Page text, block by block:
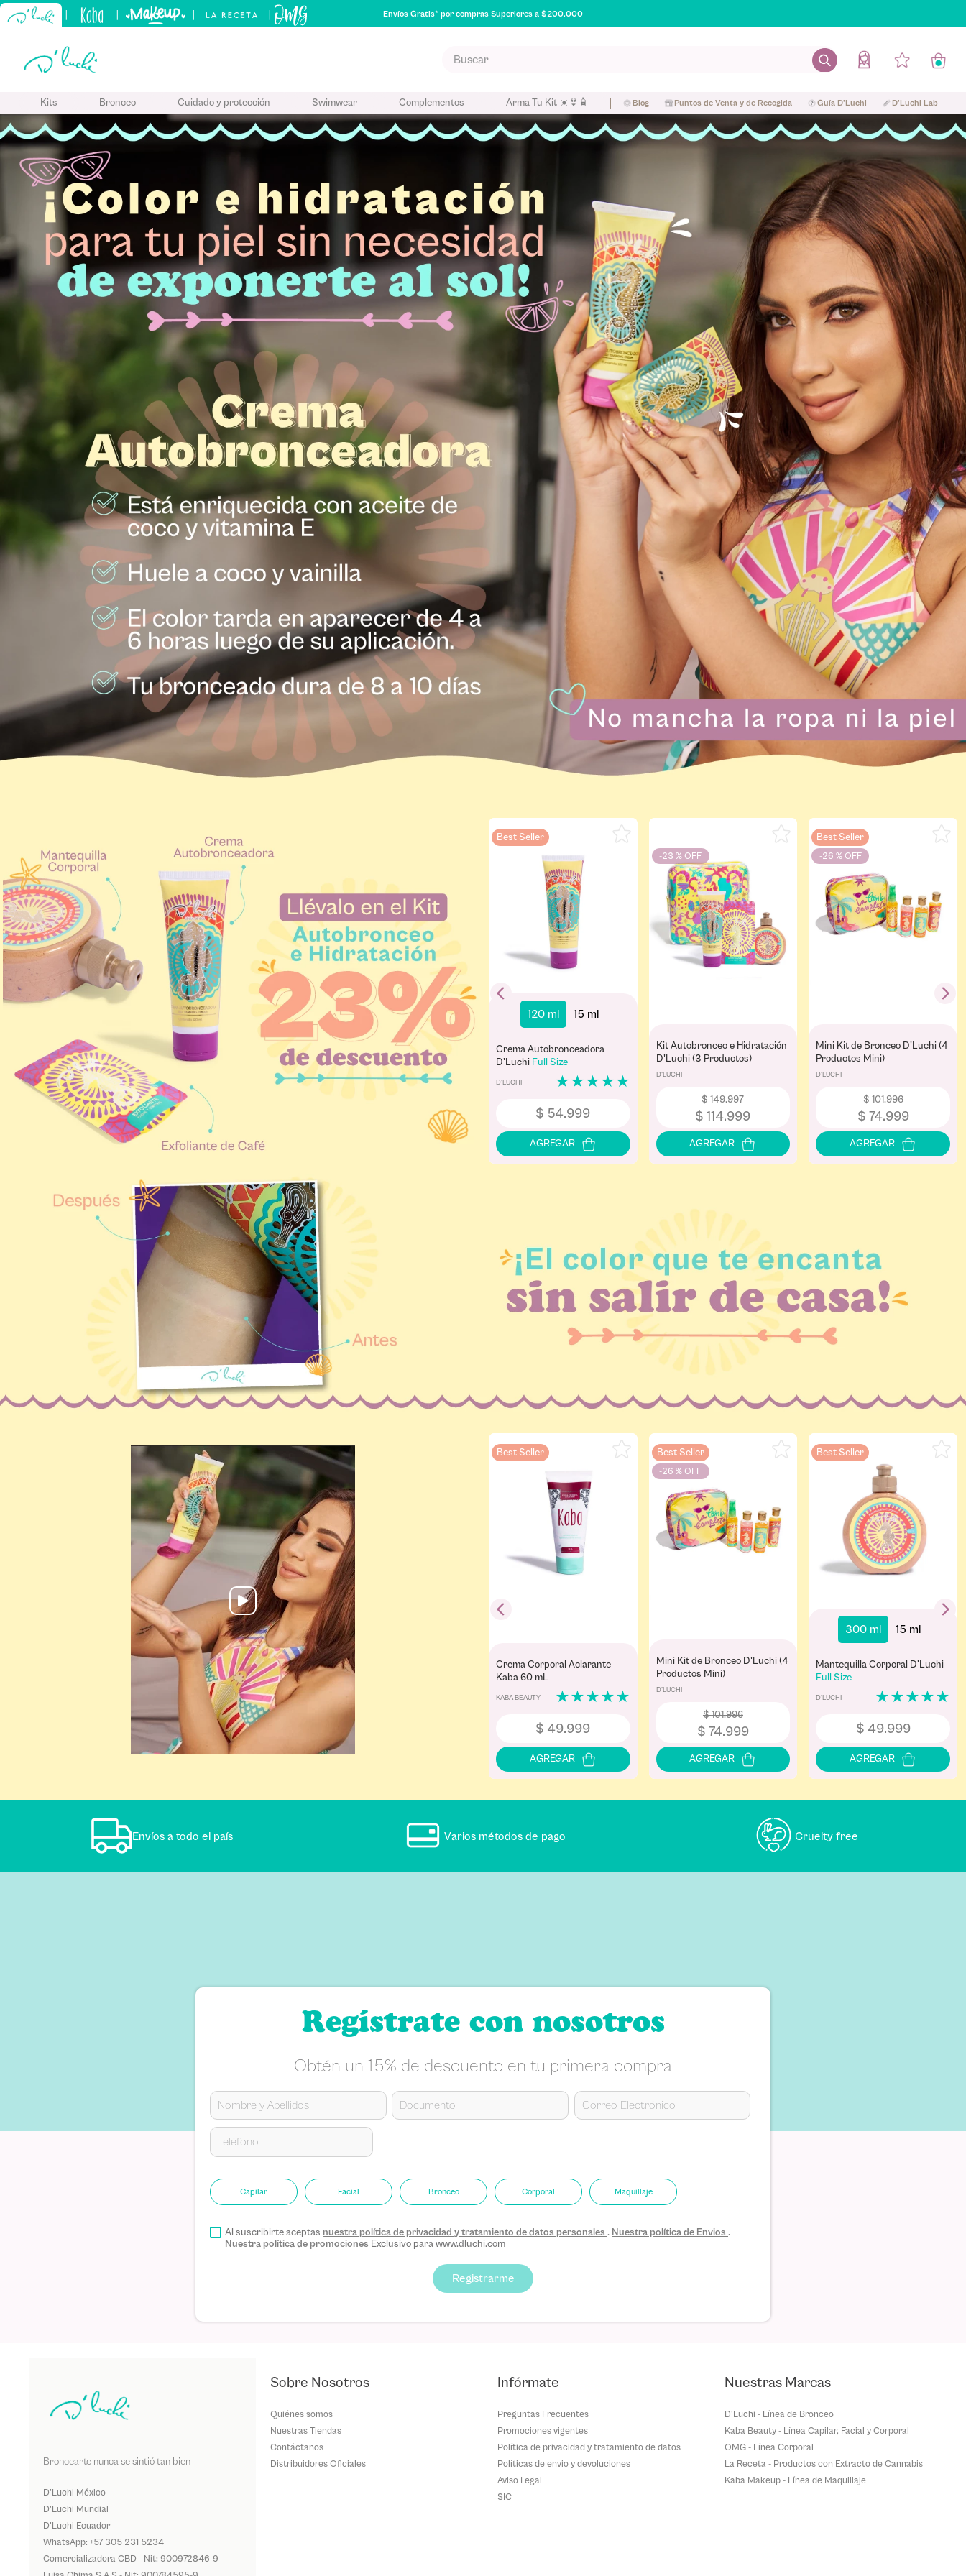
Envíos Gratis* por compras Superiores a $200.000
Kits Bronceo Cuidado y protección Swimwear Complementos Arma Tu Kit ☀️👙🧴 Blog Puntos de Venta y de Recogida Guía D'Luchi D'Luchi Lab
Best Seller
120 ml 15 ml
Crema Autobronceadora
D'Luchi Full Size
D'LUCHI ★ ★ ★ ★ ★
$ 54.999
-23 %
Kit Autobronceo e Hidratación
D'Luchi (3 Productos)
D'LUCHI
$ 149.997
$ 114.999
-26 %
Best Seller
Mini Kit de Bronceo D'Luchi (4
Productos Mini)
D'LUCHI
$ 101.996
$ 74.999
Best Seller
Crema Corporal Aclarante
Kaba 60 mL
KABA BEAUTY ★ ★ ★ ★ ★
$ 49.999
-26 %
Best Seller
Mini Kit de Bronceo D'Luchi (4
Productos Mini)
D'LUCHI
$ 101.996
$ 74.999
Best Seller
300 ml 15 ml
Mantequilla Corporal D'Luchi
Full Size
D'LUCHI ★ ★ ★ ★ ★
$ 49.999
Envíos a todo el país Varios métodos de pago Cruelty free
Regístrate con nosotros
Obtén un 15% de descuento en tu primera compra
Capilar Facial Bronceo Corporal Maquillaje
Al suscribirte aceptas nuestra política de privacidad y tratamiento de datos personales . Nuestra política de Envios .
Nuestra política de promociones Exclusivo para www.dluchi.com
Registrarme
Broncearte nunca se sintió tan bien
D'Luchi México
D'Luchi Mundial
D'Luchi Ecuador
WhatsApp: +57 305 231 5234
Comercializadora CBD - Nit: 900972846-9
Sobre Nosotros
Quiénes somos
Nuestras Tiendas
Contáctanos
Distribuidores Oficiales
Infórmate
Preguntas Frecuentes
Promociones vigentes
Política de privacidad y tratamiento de datos
Políticas de envio y devoluciones
Aviso Legal
SIC
Nuestras Marcas
D'Luchi - Línea de Bronceo
Kaba Beauty - Línea Capilar, Facial y Corporal
OMG - Línea Corporal
La Receta - Productos con Extracto de Cannabis
Kaba Makeup - Línea de Maquillaje
2.
shampoo
keratina
5. tónico